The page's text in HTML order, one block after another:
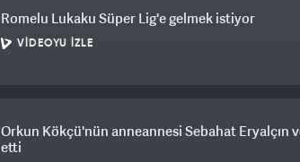
Romelu Lukaku Süper Lig'e gelmek istiyor
VIDEOYU İZLE
Orkun Kökçü'nün anneannesi Sebahat Eryalçın
etti